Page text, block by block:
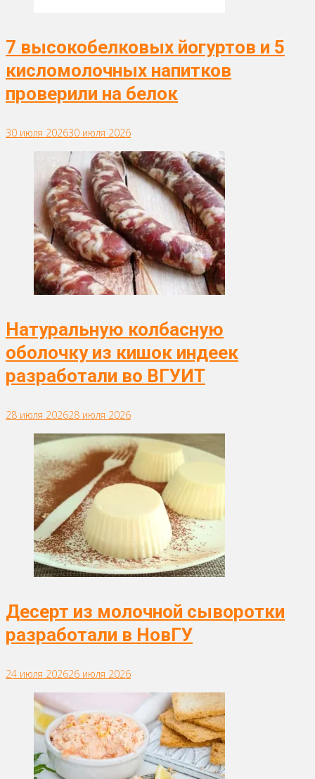
7 высокобелковых йогуртов и 5
кисломолочных напитков
проверили на белок
30 июля 202630 июля 2026
Натуральную колбасную
оболочку из кишок индеек
разработали во ВГУИТ
28 июля 202628 июля 2026
Десерт из молочной сыворотки
разработали в НовГУ
24 июля 202626 июля 2026